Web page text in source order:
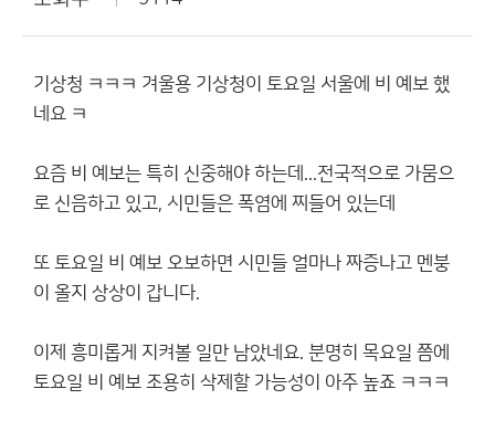
기상청 ㅋㅋㅋ 겨울용 기상청이 토요일 서울에 비 예보 했
네요 ㅋ
요즘 비 예보는 특히 신중해야 하는데...전국적으로 가뭄으
로 신음하고 있고, 시민들은 폭염에 찌들어 있는데
또 토요일 비 예보 오보하면 시민들 얼마나 짜증나고 멘붕
이 올지 상상이 갑니다.
이제 흥미롭게 지켜볼 일만 남았네요. 분명히 목요일 쯤에
토요일 비 예보 조용히 삭제할 가능성이 아주 높죠 ㅋㅋㅋ